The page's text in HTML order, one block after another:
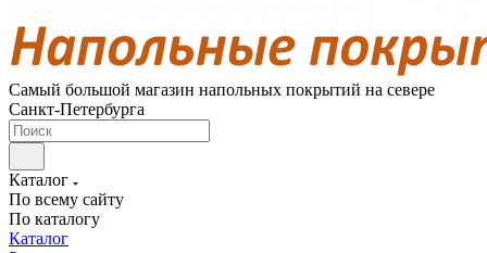
Самый большой магазин напольных покрытий на севере
Санкт-Петербурга
Каталог
По всему сайту
По каталогу
Каталог